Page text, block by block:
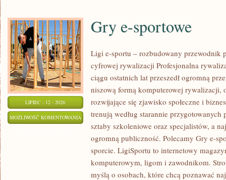
LIPIEC - 12 - 2026
MOŻLIWOŚĆ KOMENTOWANIA
SPORTOWE
Gry e-sportowe
Ligi e-sportu – rozbudowany przewodnik
cyfrowej rywalizacji Profesjonalna
ciągu ostatnich lat przeszedł ogromną
niszową formą komputerowej rywalizacji,
rozwijające się zjawisko społeczne i
trenują według starannie
sztaby szkoleniowe oraz specjalistów, a
ogromną publiczność. Polecamy Gry e-
sporcie. LigiSportu to internetowy
komputerowym, ligom i zawodnikom.
myślą o osobach, które chcą poznawać